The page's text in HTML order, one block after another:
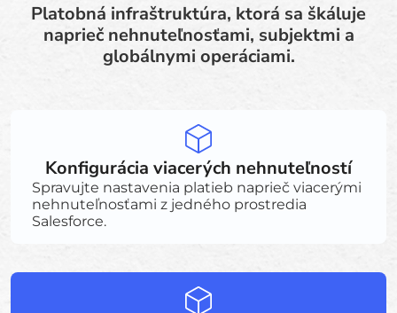
Platobná infraštruktúra, ktorá sa škáluje
naprieč nehnuteľnosťami, subjektmi a
globálnymi operáciami.
Konfigurácia viacerých nehnuteľností
Spravujte nastavenia platieb naprieč viacerými
nehnuteľnosťami z jedného prostredia
Salesforce.